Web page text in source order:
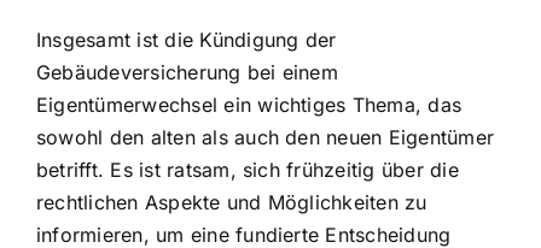
Insgesamt ist die Kündigung der
Gebäudeversicherung bei einem
Eigentümerwechsel ein wichtiges Thema, das
sowohl den alten als auch den neuen Eigentümer
betrifft. Es ist ratsam, sich frühzeitig über die
rechtlichen Aspekte und Möglichkeiten zu
informieren, um eine fundierte Entscheidung